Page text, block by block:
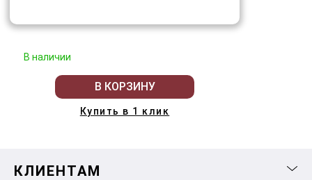
В наличии
В КОРЗИНУ
Купить в 1 клик
КЛИЕНТАМ